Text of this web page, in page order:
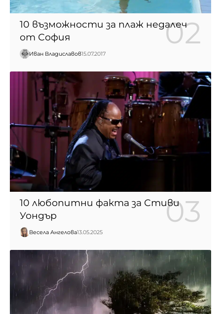
10 възможности за плаж недалеч
от София
Иван Владиславов15.07.2017
10 любопитни факта за Стиви
Уондър
Весела Ангелова13.05.2025